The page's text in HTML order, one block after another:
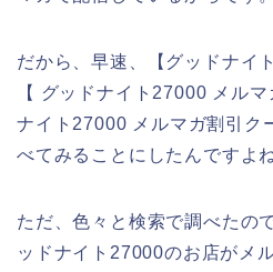
だから、早速、【グッドナイ
【 グッドナイト27000 メル
ナイト27000 メルマガ割引ク
べてみることにしたんですよね
ただ、色々と検索で調べたの
ッドナイト27000のお店がメ